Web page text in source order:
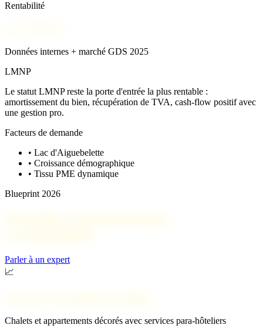
Rentabilité
Données internes + marché GDS 2025
LMNP
Le statut LMNP reste la porte d'entrée la plus rentable :
amortissement du bien, récupération de TVA, cash-flow positif avec
une gestion pro.
Facteurs de demande
• Lac d'Aiguebelette
• Croissance démographique
• Tissu PME dynamique
Blueprint 2026
Parler à un expert
📈
Chalets et appartements décorés avec services para-hôteliers